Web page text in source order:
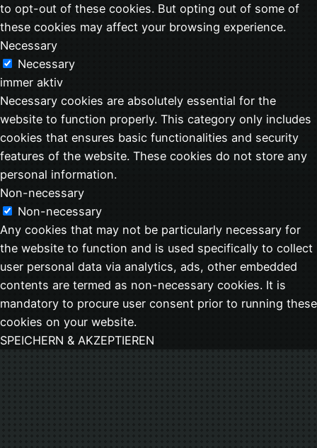
to opt-out of these cookies. But opting out of some of
these cookies may affect your browsing experience.
Necessary
Necessary
immer aktiv
Necessary cookies are absolutely essential for the
website to function properly. This category only includes
cookies that ensures basic functionalities and security
features of the website. These cookies do not store any
personal information.
Non-necessary
Non-necessary
Any cookies that may not be particularly necessary for
the website to function and is used specifically to collect
user personal data via analytics, ads, other embedded
contents are termed as non-necessary cookies. It is
mandatory to procure user consent prior to running these
cookies on your website.
SPEICHERN & AKZEPTIEREN